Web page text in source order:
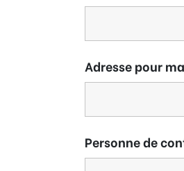
Adresse pour
Personne de